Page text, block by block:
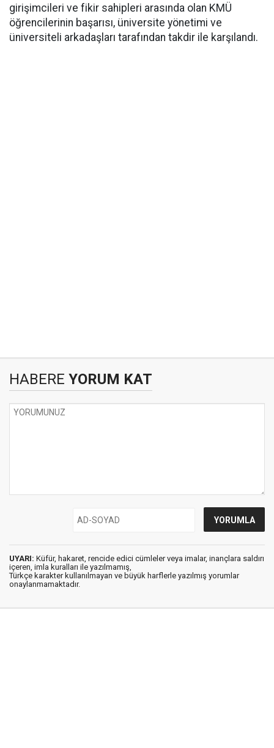
girişimcileri ve fikir sahipleri arasında olan KMÜ
öğrencilerinin başarısı, üniversite yönetimi ve
üniversiteli arkadaşları tarafından takdir ile karşılandı.
HABERE YORUM KAT
UYARI: Küfür, hakaret, rencide edici cümleler veya imalar, inançlara saldırı
içeren, imla kuralları ile yazılmamış,
Türkçe karakter kullanılmayan ve büyük harflerle yazılmış yorumlar
onaylanmamaktadır.